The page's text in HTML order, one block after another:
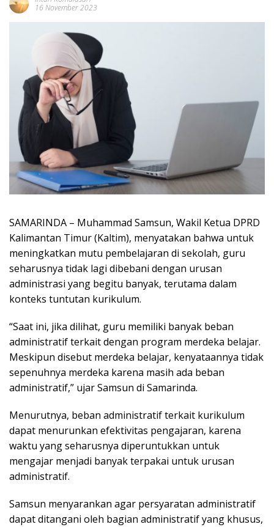
16 November 2023
SAMARINDA – Muhammad Samsun, Wakil Ketua DPRD
Kalimantan Timur (Kaltim), menyatakan bahwa untuk
meningkatkan mutu pembelajaran di sekolah, guru
seharusnya tidak lagi dibebani dengan urusan
administrasi yang begitu banyak, terutama dalam
konteks tuntutan kurikulum.
“Saat ini, jika dilihat, guru memiliki banyak beban
administratif terkait dengan program merdeka belajar.
Meskipun disebut merdeka belajar, kenyataannya tidak
sepenuhnya merdeka karena masih ada beban
administratif,” ujar Samsun di Samarinda.
Menurutnya, beban administratif terkait kurikulum
dapat menurunkan efektivitas pengajaran, karena
waktu yang seharusnya diperuntukkan untuk
mengajar menjadi banyak terpakai untuk urusan
administratif.
Samsun menyarankan agar persyaratan administratif
dapat ditangani oleh bagian administratif yang khusus,